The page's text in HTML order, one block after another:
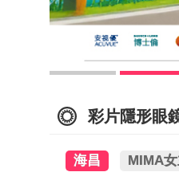
彩片隱形眼
海昌 MIMA